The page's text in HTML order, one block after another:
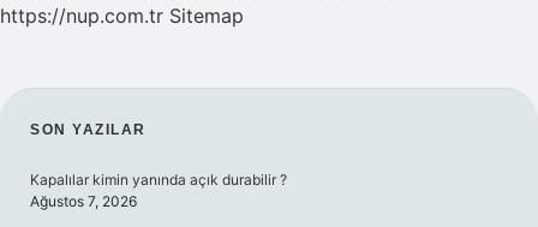
https://nup.com.tr Sitemap
SIDEBAR
SON YAZILAR
Kapalılar kimin yanında açık durabilir ?
Ağustos 7, 2026